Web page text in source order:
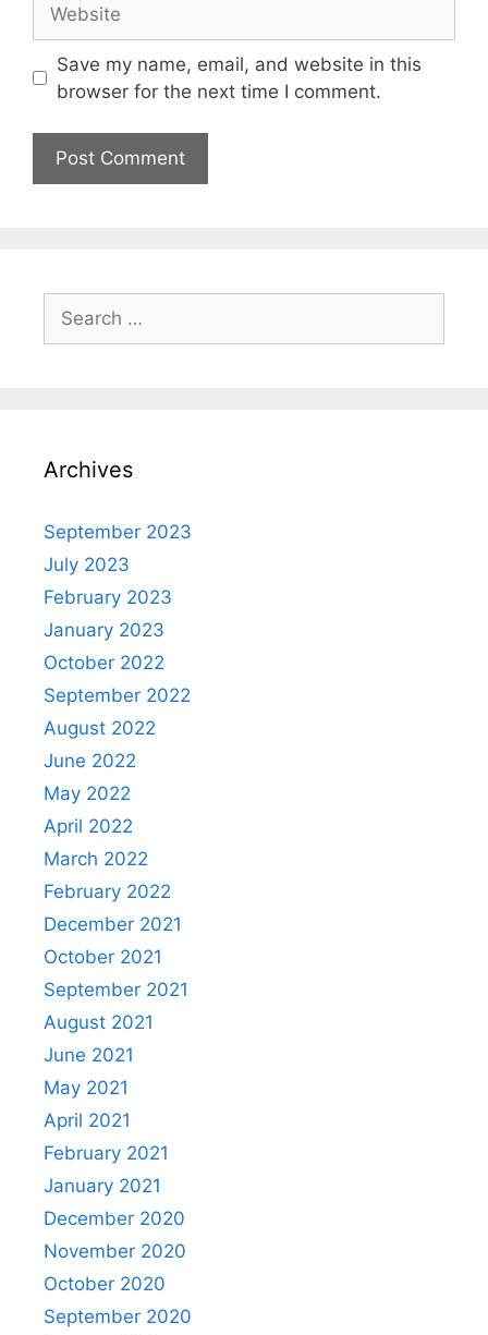
Save my name, email, and website in this
browser for the next time I comment.
Archives
September 2023
July 2023
February 2023
January 2023
October 2022
September 2022
August 2022
June 2022
May 2022
April 2022
March 2022
February 2022
December 2021
October 2021
September 2021
August 2021
June 2021
May 2021
April 2021
February 2021
January 2021
December 2020
November 2020
October 2020
September 2020